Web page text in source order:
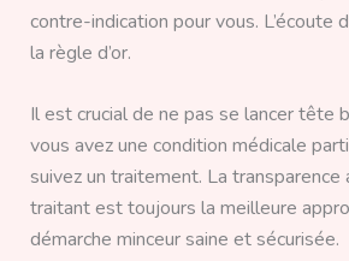
contre-indication pour vous. L’écoute
la règle d’or.
Il est crucial de ne pas se lancer tête
vous avez une condition médicale
suivez un traitement. La transparence
traitant est toujours la meilleure
démarche minceur saine et sécurisée.